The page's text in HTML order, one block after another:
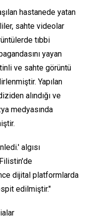
hastanede yatan
sahte videolar
tıbbi
yayan
ve sahte görüntü
Yapılan
alındığı ve
medyasında
algısı
dijital platformlarda
edilmiştir."